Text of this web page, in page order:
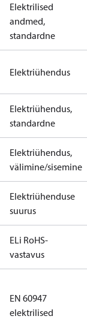
Elektrilised
andmed,
standardne
Elektriühendus
Elektriühendus,
standardne
Elektriühendus,
välimine/sisemine
Elektriühenduse
suurus
ELi RoHS-
vastavus
EN 60947
elektrilised